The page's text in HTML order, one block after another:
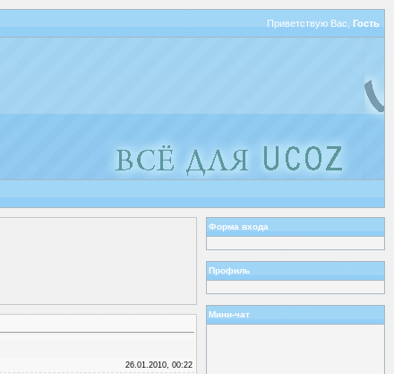
Приветствую Вас Гость
26.01.2010, 00:22
Форма входа
Профиль
Мини-чат